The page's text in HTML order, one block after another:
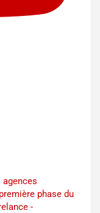
agences
phase du
-